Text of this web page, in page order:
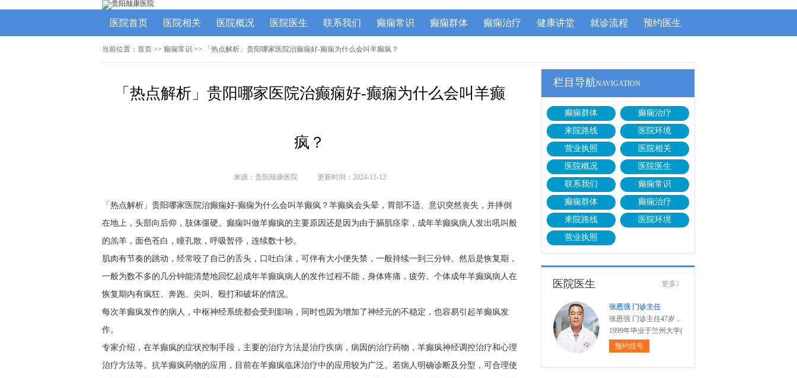
医院首页 医院相关 医院概况 医院医生 联系我们 癫痫常识 癫痫群体 癫痫治疗 健康讲堂 就诊流程 预约医生
当前位置： 首页 >> 癫痫常识 >> 「热点解析」贵阳哪家医院治癫痫好-癫痫为什么会叫羊癫疯？
「热点解析」贵阳哪家医院治癫痫好-癫痫为什么会叫羊癫
疯？
来源：贵阳颠康医院 更新时间：2024-11-12
「热点解析」贵阳哪家医院治癫痫好-癫痫为什么会叫羊癫疯？羊癫疯会头晕，胃部不适、意识突然丧失，并摔倒
在地上，头部向后仰，肢体僵硬。癫痫叫做羊癫疯的主要原因还是因为由于膈肌痉挛，成年羊癫疯病人发出吼叫般
的羔羊，面色苍白，瞳孔散，呼吸暂停，连续数十秒。
肌肉有节奏的跳动，经常咬了自己的舌头，口吐白沫，可伴有大小便失禁，一般持续一到三分钟。然后是恢复期，
一般为数不多的几分钟能清楚地回忆起成年羊癫疯病人的发作过程不能，身体疼痛，疲劳。个体成年羊癫疯病人在
恢复期内有疯狂、奔跑、尖叫、殴打和破坏的情况。
每次羊癫疯发作的病人，中枢神经系统都会受到影响，同时也因为增加了神经元的不稳定，也容易引起羊癫疯发
作。
专家介绍，在羊癫疯的症状控制手段，主要的治疗方法是治疗疾病，病因的治疗药物，羊癫疯神经调控治疗和心理
治疗方法等。抗羊癫疯药物的应用，目前在羊癫疯临床治疗中的应用较为广泛。若病人明确诊断及分型，可合理使
栏目导航NAVIGATION
癫痫群体
癫痫治疗
来院路线
医院环境
营业执照
医院相关
医院概况
医院医生
联系我们
癫痫常识
癫痫群体
癫痫治疗
来院路线
医院环境
营业执照
医院医生 更多》
张恩强 门诊主任
张恩强 门诊主任47岁，
1999年毕业于兰州大学(
预约挂号